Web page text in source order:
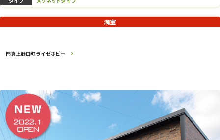
門真上野口町ライゼホビー
満室